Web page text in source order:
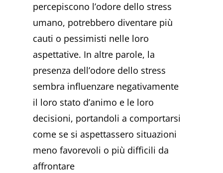
percepiscono l’odore dello stress
umano, potrebbero diventare più
cauti o pessimisti nelle loro
aspettative. In altre parole, la
presenza dell’odore dello stress
sembra influenzare negativamente
il loro stato d’animo e le loro
decisioni, portandoli a comportarsi
come se si aspettassero situazioni
meno favorevoli o più difficili da
affrontare